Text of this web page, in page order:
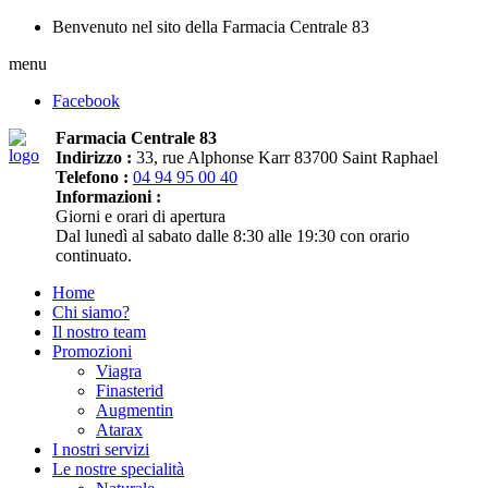
Benvenuto nel sito della Farmacia Centrale 83
menu
Facebook
Farmacia Centrale 83
Indirizzo : 33, rue Alphonse Karr 83700 Saint Raphael
Telefono : 04 94 95 00 40
Informazioni :
Giorni e orari di apertura
Dal lunedì al sabato dalle 8:30 alle 19:30 con orario
continuato.
Home
Chi siamo?
Il nostro team
Promozioni
Viagra
Finasterid
Augmentin
Atarax
I nostri servizi
Le nostre specialità